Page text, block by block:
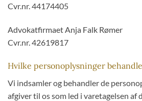
Cvr.nr. 44174405
Advokatfirmaet Anja Falk Rømer
Cvr.nr. 42619817
Hvilke personoplysninger
Vi indsamler og behandler de
afgiver til os som led i varetagelsen af